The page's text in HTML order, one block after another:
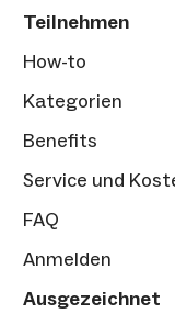
Teilnehmen
How-to
Kategorien
Benefits
Service und
FAQ
Anmelden
Ausgezeichnet